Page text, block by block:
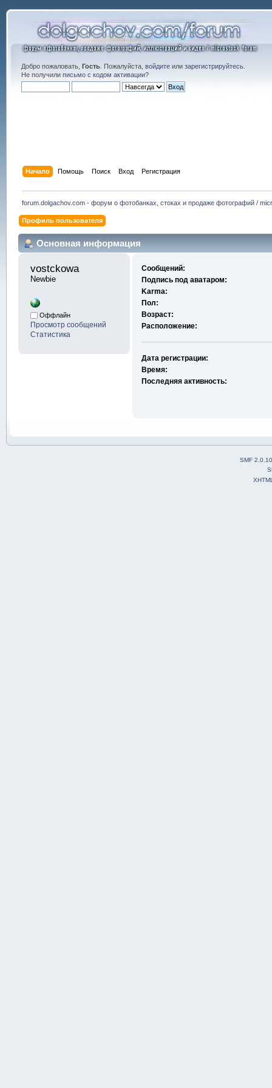
Добро пожаловать, Гость. Пожалуйста, войдитеили зарегистрируйтесь.
Не получили письмо с кодом активации?
Начало Помощь Поиск Вход Регистрация
forum.dolgachov.com - форум о фотобанках, стоках и продаже фотографий /
Профиль пользователя
Основная информация
vostckowa
Newbie
Оффлайн
Просмотр сообщений
Статистика
Сообщений:
Подпись под аватаром:
Karma:
Пол:
Возраст:
Расположение:
Дата регистрации:
Время:
Последняя активность:
SMF